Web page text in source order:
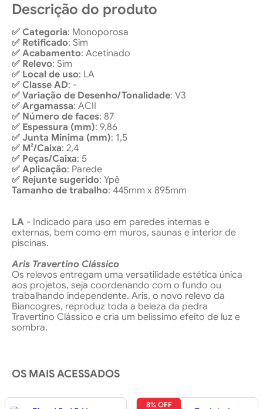
Descrição do produto
✅ Categoria: Monoporosa
✅ Retificado: Sim
✅ Acabamento: Acetinado
✅ Relevo: Sim
✅ Local de uso: LA
✅ Classe AD: -
✅ Variação de Desenho/Tonalidade: V3
✅ Argamassa: ACII
✅ Número de faces: 87
✅ Espessura (mm): 9,86
✅ Junta Mínima (mm): 1,5
✅ M²/Caixa: 2,4
✅ Peças/Caixa: 5
✅ Aplicação: Parede
✅ Rejunte sugerido: Ypê
Tamanho de trabalho: 445mm x 895mm
LA - Indicado para uso em paredes internas e
externas, bem como em muros, saunas e interior de
piscinas.
Aris Travertino Clássico
Os relevos entregam uma versatilidade estética única
aos projetos, seja coordenando com o fundo ou
trabalhando independente. Aris, o novo relevo da
Biancogres, reproduz toda a beleza da pedra
Travertino Clássico e cria um belíssimo efeito de luz e
sombra.
OS MAIS ACESSADOS
8% OFF